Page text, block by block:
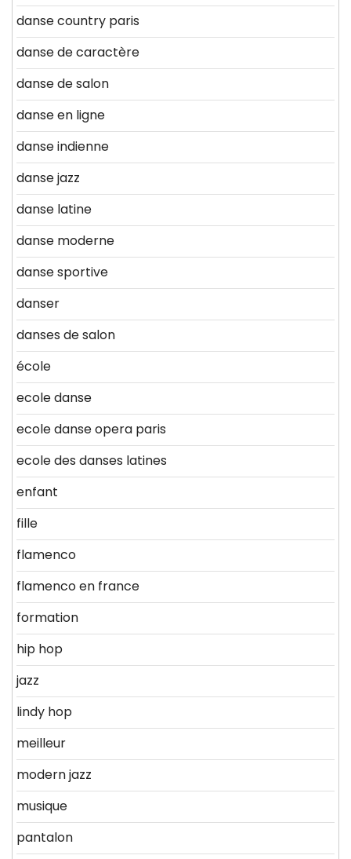
danse country paris
danse de caractère
danse de salon
danse en ligne
danse indienne
danse jazz
danse latine
danse moderne
danse sportive
danser
danses de salon
école
ecole danse
ecole danse opera paris
ecole des danses latines
enfant
fille
flamenco
flamenco en france
formation
hip hop
jazz
lindy hop
meilleur
modern jazz
musique
pantalon